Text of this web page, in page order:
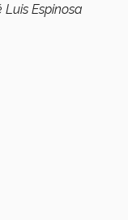
Espinosa